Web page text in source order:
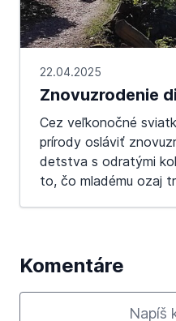
22.04.2025
Znovuzrodenie
Cez veľkonočné
prírody osláviť
detstva s odratými
to, čo mladému ozaj
Komentáre
Napíš